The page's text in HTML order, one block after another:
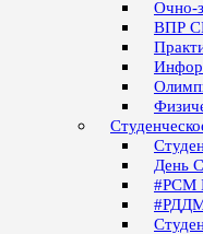
Очно-
ВПР
День
#РСМ